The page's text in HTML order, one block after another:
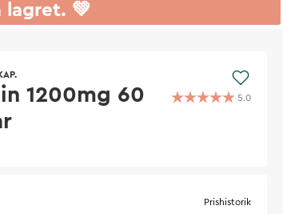
lagret. 💚
1200mg 60
5.0
Prishistorik